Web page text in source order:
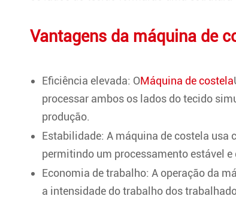
Vantagens da máquina de
Eficiência elevada: OMáquina de costela
processar ambos os lados do tecido
produção.
Estabilidade: A máquina de costela usa
permitindo um processamento estável
Economia de trabalho: A operação da
a intensidade do trabalho dos